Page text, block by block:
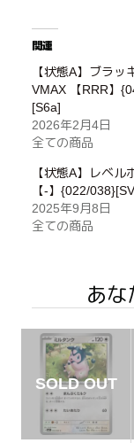
関連
【状態A】ブラッ
VMAX 【RRR】
[S6a]
2026年2月4日
全ての商品
【状態A】レベル
【-】{022/
2025年9月8日
全ての商品
あな